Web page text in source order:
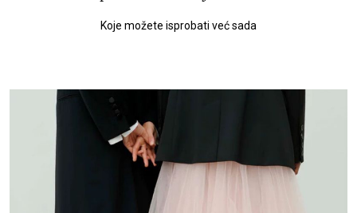
Koje možete isprobati već sada